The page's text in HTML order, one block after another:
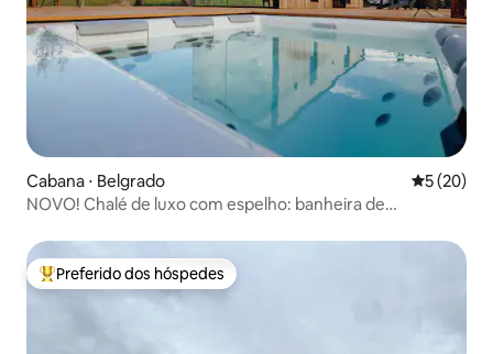
Cabana ⋅ Belgrado 5 de uma
5 (20)
NOVO! Chalé de luxo com espelho: banheira de
Entre os melhores preferidos dos hóspedes
Preferido dos hóspedes